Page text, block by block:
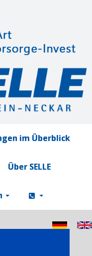
im Überblick
Über SELLE